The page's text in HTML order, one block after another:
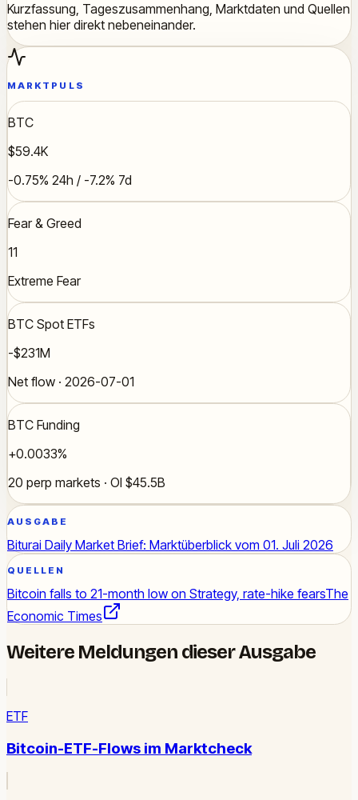
Kurzfassung, Tageszusammenhang, Marktdaten und Quellen
stehen hier direkt nebeneinander.
MARKTPULS
BTC
$59.4K
-0.75% 24h / -7.2% 7d
Fear & Greed
11
Extreme Fear
BTC Spot ETFs
-$231M
Net flow · 2026-07-01
BTC Funding
+0.0033%
20 perp markets · OI $45.5B
AUSGABE
Biturai Daily Market Brief: Marktüberblick vom 01. Juli 2026
QUELLEN
Bitcoin falls to 21-month low on Strategy, rate-hike fearsThe
Economic Times
Weitere Meldungen dieser Ausgabe
ETF
Bitcoin-ETF-Flows im Marktcheck